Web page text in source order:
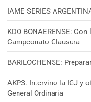
IAME SERIES
KDO BONAERENSE:
Campeonato Clausura
BARILOCHENSE:
AKPS: Intervino la IGJ y
General Ordinaria